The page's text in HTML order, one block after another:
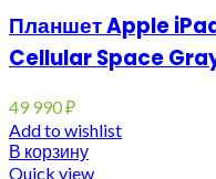
Планшет Apple
Cellular Space
49 990₽
Add to wishlist
В корзину
Quick view